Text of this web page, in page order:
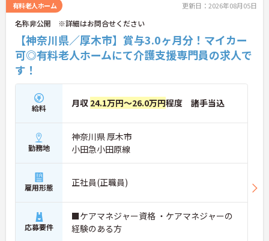
有料老人ホーム 更新日：2026年08月05日
名称非公開 ※詳細はお問合せください
【神奈川県／厚木市】賞与3.0ヶ月分！マイカー
可◎有料老人ホームにて介護支援専門員の求人で
す！
給料 月収 24.1万円～26.0万円程度 諸手当込
勤務地
神奈川県 厚木市
小田急小田原線
雇用形態 正社員(正職員)
応募要件
■ケアマネジャー資格 ・ケアマネジャーの
経験のある方